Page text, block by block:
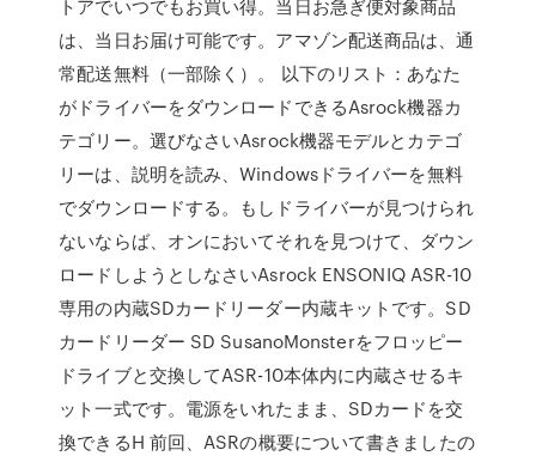
トアでいつでもお買い得。当日お急ぎ便対象商品
は、当日お届け可能です。アマゾン配送商品は、通
常配送無料（一部除く）。 以下のリスト：あなた
がドライバーをダウンロードできるAsrock機器カ
テゴリー。選びなさいAsrock機器モデルとカテゴ
リーは、説明を読み、Windowsドライバーを無料
でダウンロードする。もしドライバーが見つけられ
ないならば、オンにおいてそれを見つけて、ダウン
ロードしようとしなさいAsrock ENSONIQ ASR-10
専用の内蔵SDカードリーダー内蔵キットです。SD
カードリーダー SD SusanoMonsterをフロッピー
ドライブと交換してASR-10本体内に内蔵させるキ
ット一式です。電源をいれたまま、SDカードを交
換できるH 前回、ASRの概要について書きましたの